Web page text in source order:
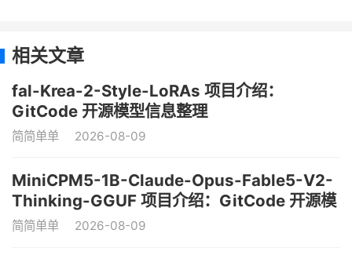
相关文章
fal-Krea-2-Style-LoRAs 项目介绍：
GitCode 开源模型信息整理
简简单单 2026-08-09
MiniCPM5-1B-Claude-Opus-Fable5-V2-
Thinking-GGUF 项目介绍：GitCode 开源模
型信息整理
简简单单 2026-08-09